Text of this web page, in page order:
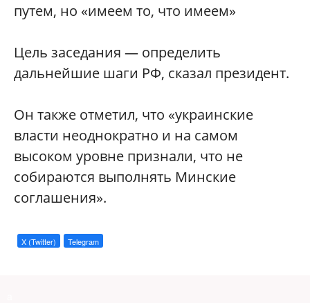
путем, но «имеем то, что имеем»
Цель заседания — определить
дальнейшие шаги РФ, сказал президент.
Он также отметил, что «украинские
власти неоднократно и на самом
высоком уровне признали, что не
собираются выполнять Минские
соглашения».
X (Twitter) Telegram